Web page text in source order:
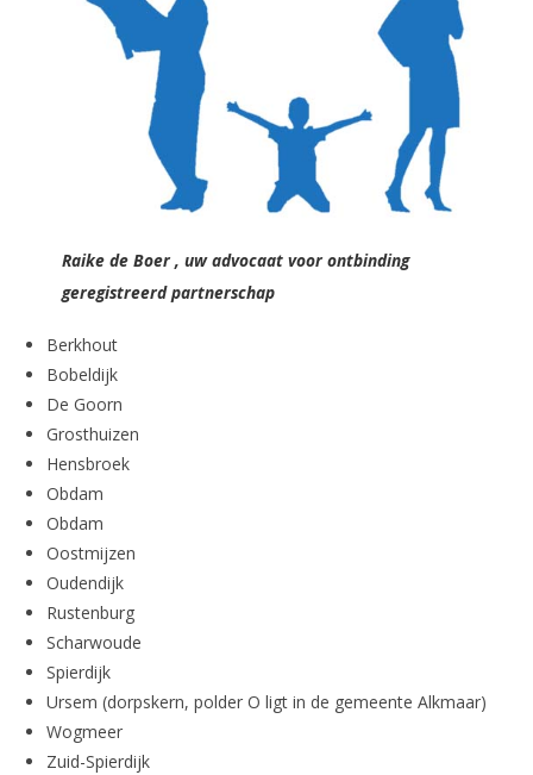
Raike de Boer, uw advocaat voor ontbinding
geregistreerd partnerschap
Berkhout
Bobeldijk
De Goorn
Grosthuizen
Hensbroek
Obdam
Obdam
Oostmijzen
Oudendijk
Rustenburg
Scharwoude
Spierdijk
Ursem (dorpskern, polder O ligt in de gemeente Alkmaar)
Wogmeer
Zuid-Spierdijk